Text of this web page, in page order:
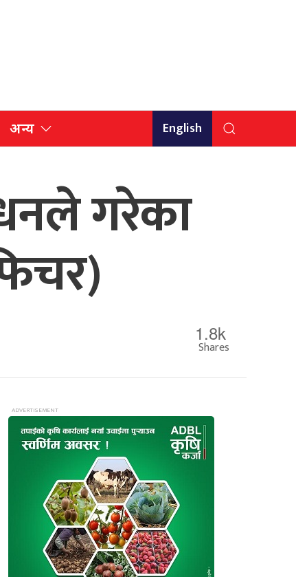
अन्य English
गरेका
1.8k
Shares